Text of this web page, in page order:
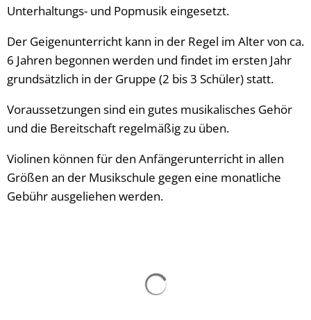
Unterhaltungs- und Popmusik eingesetzt.
Der Geigenunterricht kann in der Regel im Alter von ca.
6 Jahren begonnen werden und findet im ersten Jahr
grundsätzlich in der Gruppe (2 bis 3 Schüler) statt.
Voraussetzungen sind ein gutes musikalisches Gehör
und die Bereitschaft regelmäßig zu üben.
Violinen können für den Anfängerunterricht in allen
Größen an der Musikschule gegen eine monatliche
Gebühr ausgeliehen werden.